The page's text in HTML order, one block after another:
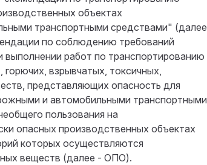
объектах
транспортными средствами" (далее
по соблюдению требований
работ по транспортированию
взрывчатых, токсичных,
представляющих опасность для
и автомобильными транспортными
пользования на
опасных производственных объектах
которых осуществляются
веществ (далее - ОПО).